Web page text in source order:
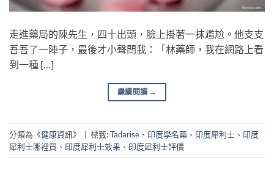
走進藥局的陳先生，四十出頭，臉上掛著一抹尷尬。他支支
吾吾了一陣子，最後才小聲問我：「林藥師，我在網路上看
到一種 […]
繼續閱讀 →
分類為《健康資訊》 標籤:Tadarise 、 印度學名藥 、 印度犀利士 、 印度
犀利士哪裡買 、 印度犀利士效果 、 印度犀利士評價